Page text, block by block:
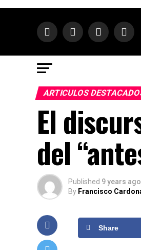
ARTICULOS
El
del
Published 9 years ago
By Francisco
Share